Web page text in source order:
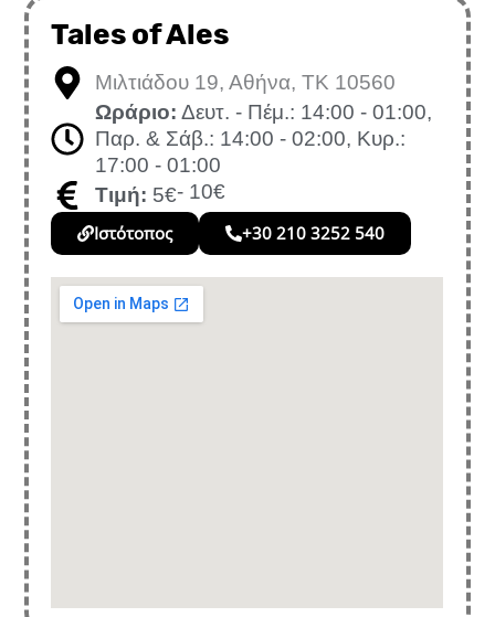
Tales of Ales
Μιλτιάδου 19, Αθήνα, ΤΚ 10560
Ωράριο: Δευτ. - Πέμ.: 14:00 - 01:00,
Παρ. & Σάβ.: 14:00 - 02:00, Κυρ.:
17:00 - 01:00
Τιμή: 5€- 10€
Ιστότοπος +30 210 3252 540